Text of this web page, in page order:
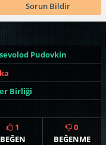
Sorun Bildir
Pudovkin
Birliği
1
BEĞEN
0
BEĞENME